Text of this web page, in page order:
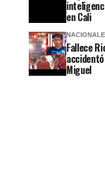
en Cali
Fallece
Miguel